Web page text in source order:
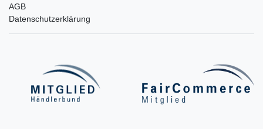
AGB
Datenschutzerklärung